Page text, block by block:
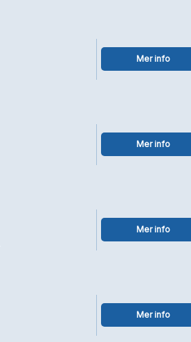
Mer info
Mer info
Mer info
Mer info